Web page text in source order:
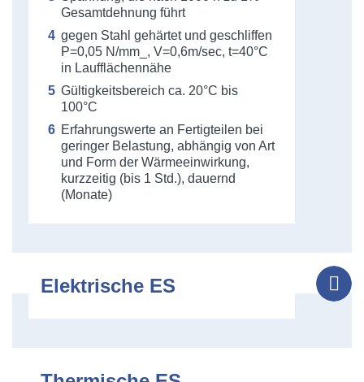
Gesamtdehnung führt
gegen Stahl gehärtet und geschliffen
P=0,05 N/mm_, V=0,6m/sec, t=40°C
in Laufflächennähe
Gültigkeitsbereich ca. 20°C bis
100°C
Erfahrungswerte an Fertigteilen bei
geringer Belastung, abhängig von Art
und Form der Wärmeeinwirkung,
kurzzeitig (bis 1 Std.), dauernd
(Monate)
Elektrische ES